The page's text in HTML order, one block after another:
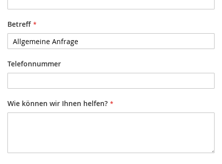
Betreff
Telefonnummer
Wie können wir Ihnen helfen?